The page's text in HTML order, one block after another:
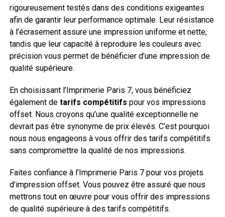
rigoureusement testés dans des conditions exigeantes
afin de garantir leur performance optimale. Leur résistance
à l’écrasement assure une impression uniforme et nette,
tandis que leur capacité à reproduire les couleurs avec
précision vous permet de bénéficier d’une impression de
qualité supérieure.
En choisissant l’Imprimerie Paris 7, vous bénéficiez
également de tarifs compétitifs pour vos impressions
offset. Nous croyons qu’une qualité exceptionnelle ne
devrait pas être synonyme de prix élevés. C’est pourquoi
nous nous engageons à vous offrir des tarifs compétitifs
sans compromettre la qualité de nos impressions.
Faites confiance à l’Imprimerie Paris 7 pour vos projets
d’impression offset. Vous pouvez être assuré que nous
mettrons tout en œuvre pour vous offrir des impressions
de qualité supérieure à des tarifs compétitifs.